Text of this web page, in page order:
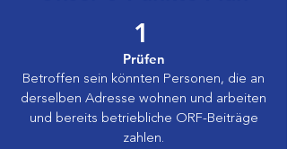
1
Prüfen
Betroffen sein könnten Personen, die an
derselben Adresse wohnen und arbeiten
und bereits betriebliche ORF-Beiträge
zahlen.